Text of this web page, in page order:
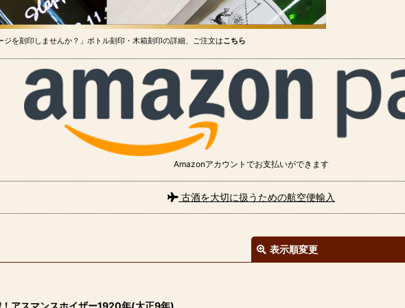
ジを刻印しませんか？」ボトル刻印・木箱刻印の詳細、ご注文はこちら
Amazonアカウントでお支払いができます
古酒を大切に扱うための航空便輸入
表示順変更